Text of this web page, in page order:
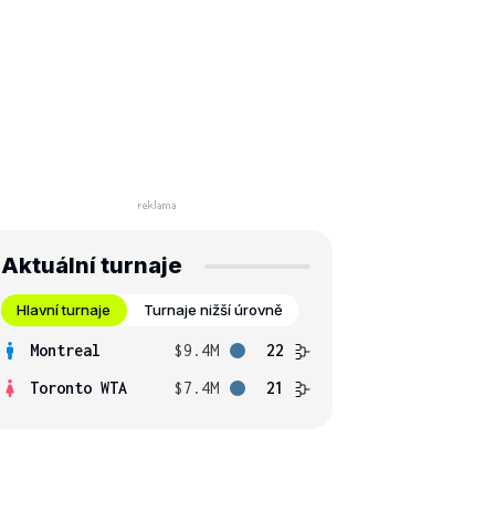
Aktuální turnaje
Hlavní turnaje Turnaje nižší úrovně
Montreal $9.4M
22
Toronto WTA
$7.4M 21